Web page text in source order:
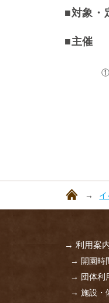
■対象・
■主催
→ 利用案
→ 開園時
→ 団体利
→ 施設・